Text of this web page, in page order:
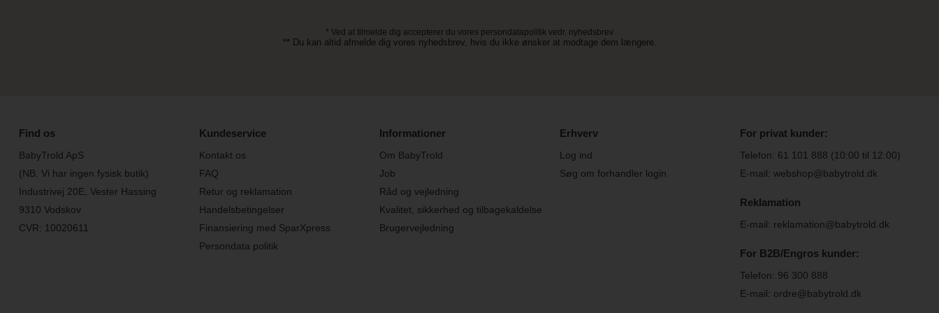
* Ved at tilmelde dig accepterer du vores persondatapolitik vedr. nyhedsbrev
** Du kan altid afmelde dig vores nyhedsbrev, hvis du ikke ønsker at modtage dem længere.
Find os
BabyTrold ApS
(NB. Vi har ingen fysisk butik)
Industrivej 20E, Vester Hassing
9310 Vodskov
CVR: 10020611
Kundeservice
Kontakt os
FAQ
Retur og reklamation
Handelsbetingelser
Finansiering med SparXpress
Persondata politik
Informationer
Om BabyTrold
Job
Råd og vejledning
Kvalitet, sikkerhed og tilbagekaldelse
Brugervejledning
Erhverv
Log ind
Søg om forhandler login
For privat kunder:
Telefon: 61 101 888 (10:00 til 12:00)
E-mail: webshop@babytrold.dk
Reklamation
E-mail: reklamation@babytrold.dk
For B2B/Engros kunder:
Telefon: 96 300 888
E-mail: ordre@babytrold.dk